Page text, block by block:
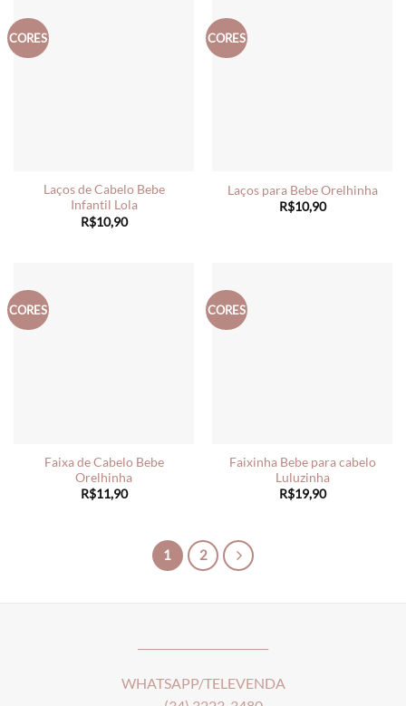
CORES
Laços de Cabelo Bebe
Infantil Lola
R$10,90
CORES
Laços para Bebe Orelhinha
R$10,90
CORES
Faixa de Cabelo Bebe
Orelhinha
R$11,90
CORES
Faixinha Bebe para cabelo
Luluzinha
R$19,90
1 2
WHATSAPP/TELEVENDA